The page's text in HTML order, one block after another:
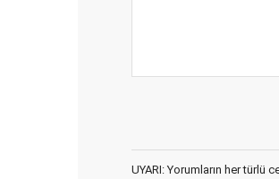
UYARI: Yorumların her türlü